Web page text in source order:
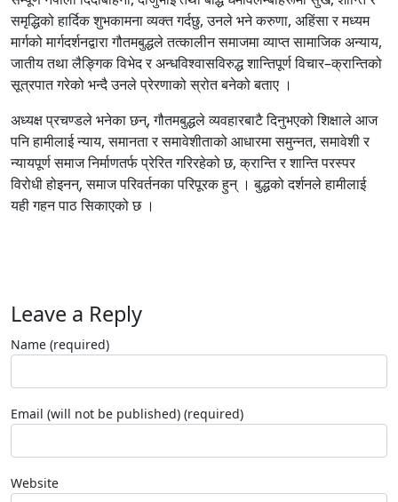
समृद्धिको हार्दिक शुभकामना व्यक्त गर्दछु, उनले भने करुणा, अहिंसा र मध्यम
मार्गको मार्गदर्शनद्वारा गौतमबुद्धले तत्कालीन समाजमा व्याप्त सामाजिक अन्याय,
जातीय तथा लैङ्गिक विभेद र अन्धविश्वासविरुद्ध शान्तिपूर्ण विचार–क्रान्तिको
सूत्रपात गरेको भन्दै उनले प्रेरणाको स्रोत बनेको बताए ।
अध्यक्ष प्रचण्डले भनेका छन्, गौतमबुद्धले व्यवहारबाटै दिनुभएको शिक्षाले आज
पनि हामीलाई न्याय, समानता र समावेशीताको आधारमा समुन्नत, समावेशी र
न्यायपूर्ण समाज निर्माणतर्फ प्रेरित गरिरहेको छ, क्रान्ति र शान्ति परस्पर
विरोधी होइनन्, समाज परिवर्तनका परिपूरक हुन् । बुद्धको दर्शनले हामीलाई
यही गहन पाठ सिकाएको छ ।
Leave a Reply
Name (required)
Email (will not be published) (required)
Website